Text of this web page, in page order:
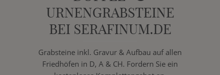
URNENGRABSTEINE
BEI SERAFINUM.DE
Grabsteine inkl. Gravur & Aufbau auf allen
Friedhöfen in D, A & CH. Fordern Sie ein